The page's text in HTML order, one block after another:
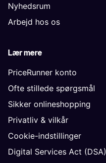
Nyhedsrum
Arbejd hos os
Lær mere
PriceRunner konto
Ofte stillede spørgsmål
Sikker onlineshopping
Privatliv & vilkår
Cookie-indstillinger
Digital Services Act (DSA)